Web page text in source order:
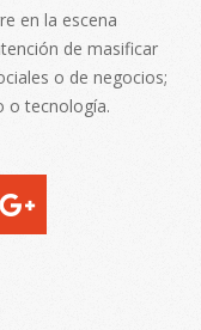
en la escena
de masificar
o de negocios;
o tecnología.